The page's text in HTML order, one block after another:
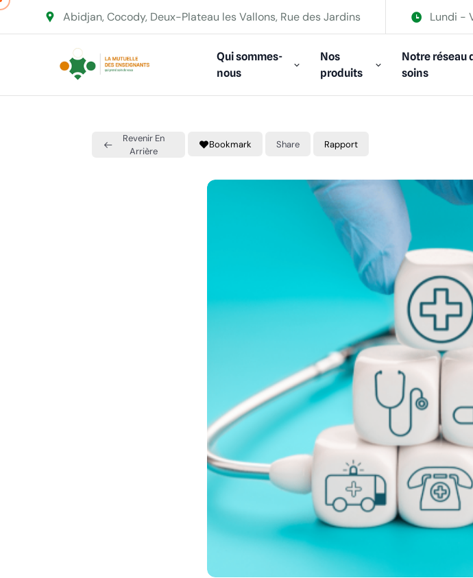
Abidjan, Cocody, Deux-Plateau les Vallons, Rue des Jardins Lundi -
Qui sommes-
nous
Nos
produits
Notre réseau
soins
Revenir En
Arrière
Bookmark Share Rapport